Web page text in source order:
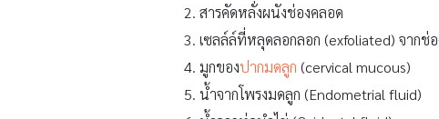
สารคัดหลั่งผนังช่องคลอด
เซลล์ล์ที่หลุดลอกลอก (exfoliated) จากช่
มูกของปากมดลูก (cervical mucous)
น้ำจากโพรงมดลูก (Endometrial fluid)